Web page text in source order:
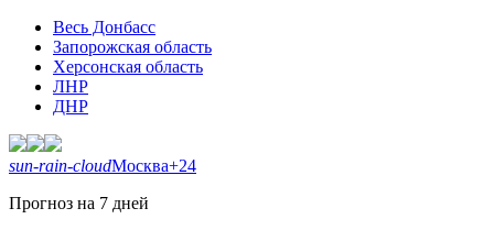
Весь Донбасс
Запорожская область
Херсонская область
ЛНР
ДНР
sun-rain-cloudМосква+24
Прогноз на 7 дней